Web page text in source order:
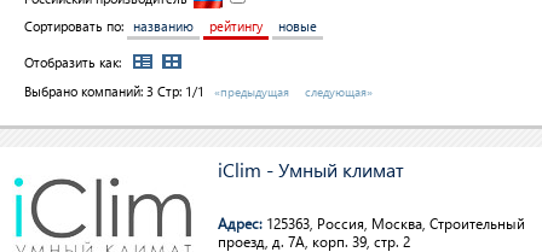
Сортировать по:
названию рейтингу новые
Отобразить как:
Выбрано компаний: 3 Стр: 1/1 «предыдущая следующая»
iClim - Умный климат
Адрес: 125363, Россия, Москва, Строительный
проезд, д. 7А, корп. 39, стр. 2